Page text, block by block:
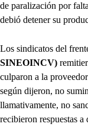
de paralización por
debió detener su
Los sindicatos del
SINEOINCV)
culparon a la
según dijeron, no
llamativamente, no
recibieron respuestas a